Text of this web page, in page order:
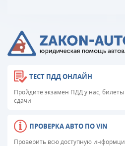
ТЕСТ ПДД ОНЛАЙН
Пройдите экзамен ПДД у нас,
сдачи
ПРОВЕРКА АВТО ПО VIN
Проверить всю доступную